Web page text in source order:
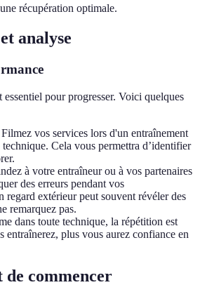
récupération optimale.
analyse
essentiel pour progresser. Voici quelques
Filmez vos services lors d'un entraînement
Cela vous permettra d’identifier
à votre entraîneur ou à vos partenaires
des erreurs pendant vos
regard extérieur peut souvent révéler des
remarquez pas.
dans toute technique, la répétition est
entraînerez, plus vous aurez confiance en
de commencer